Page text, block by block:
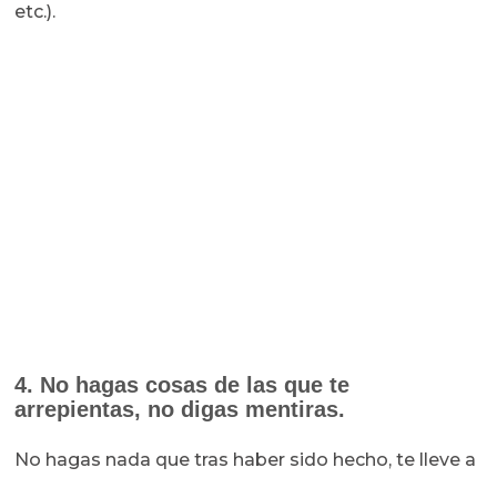
etc.).
4. No hagas cosas de las que te
arrepientas, no digas mentiras.
No hagas nada que tras haber sido hecho, te lleve a